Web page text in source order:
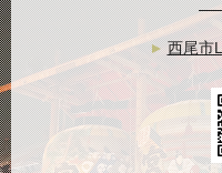
西尾市